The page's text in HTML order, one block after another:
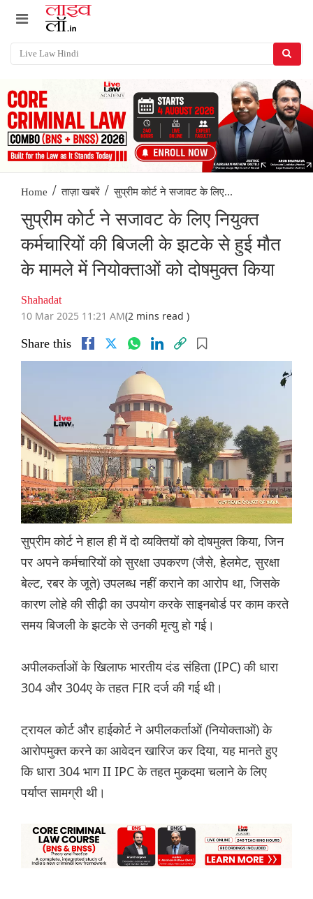
Home / ताज़ा खबरें / सुप्रीम कोर्ट ने सजावट के लिए...
सुप्रीम कोर्ट ने सजावट के लिए नियुक्त
कर्मचारियों की बिजली के झटके से हुई मौत
के मामले में नियोक्ताओं को दोषमुक्त किया
Shahadat
10 Mar 2025 11:21 AM(2 mins read )
Share this
सुप्रीम कोर्ट ने हाल ही में दो व्यक्तियों को दोषमुक्त किया, जिन
पर अपने कर्मचारियों को सुरक्षा उपकरण (जैसे, हेलमेट, सुरक्षा
बेल्ट, रबर के जूते) उपलब्ध नहीं कराने का आरोप था, जिसके
कारण लोहे की सीढ़ी का उपयोग करके साइनबोर्ड पर काम करते
समय बिजली के झटके से उनकी मृत्यु हो गई।
अपीलकर्ताओं के खिलाफ भारतीय दंड संहिता (IPC) की धारा
304 और 304ए के तहत FIR दर्ज की गई थी।
ट्रायल कोर्ट और हाईकोर्ट ने अपीलकर्ताओं (नियोक्ताओं) के
आरोपमुक्त करने का आवेदन खारिज कर दिया, यह मानते हुए
कि धारा 304 भाग II IPC के तहत मुकदमा चलाने के लिए
पर्याप्त सामग्री थी।